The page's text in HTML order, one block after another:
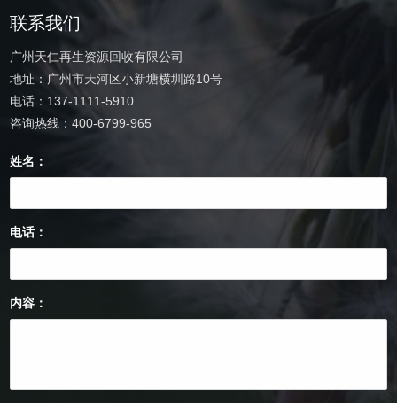
联系我们
广州天仁再生资源回收有限公司
地址：广州市天河区小新塘横圳路10号
电话：137-1111-5910
咨询热线：400-6799-965
姓名：
电话：
内容：